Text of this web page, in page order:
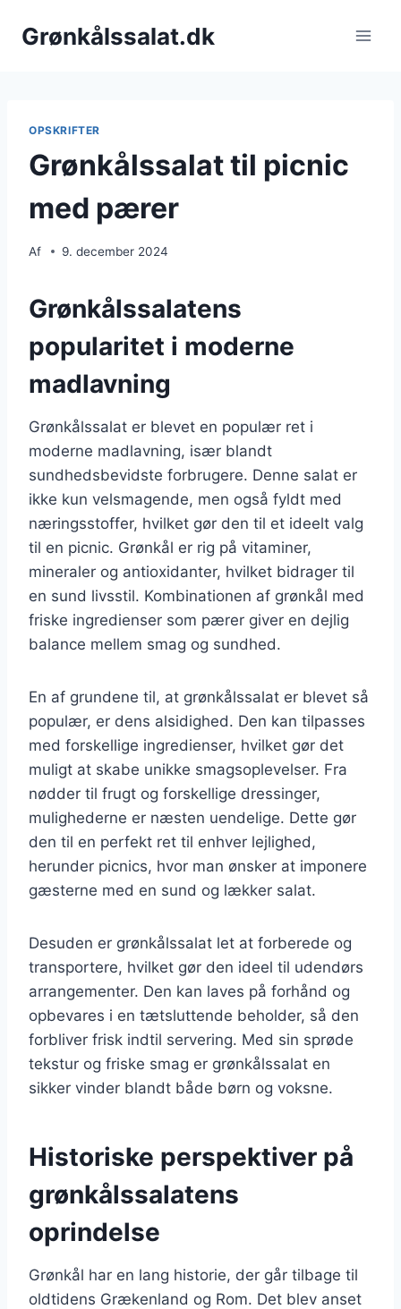
Grønkålssalat.dk
OPSKRIFTER
Grønkålssalat til picnic
med pærer
Af 9. december 2024
Grønkålssalatens
popularitet i moderne
madlavning
Grønkålssalat er blevet en populær ret i
moderne madlavning, især blandt
sundhedsbevidste forbrugere. Denne salat er
ikke kun velsmagende, men også fyldt med
næringsstoffer, hvilket gør den til et ideelt valg
til en picnic. Grønkål er rig på vitaminer,
mineraler og antioxidanter, hvilket bidrager til
en sund livsstil. Kombinationen af grønkål med
friske ingredienser som pærer giver en dejlig
balance mellem smag og sundhed.
En af grundene til, at grønkålssalat er blevet så
populær, er dens alsidighed. Den kan tilpasses
med forskellige ingredienser, hvilket gør det
muligt at skabe unikke smagsoplevelser. Fra
nødder til frugt og forskellige dressinger,
mulighederne er næsten uendelige. Dette gør
den til en perfekt ret til enhver lejlighed,
herunder picnics, hvor man ønsker at imponere
gæsterne med en sund og lækker salat.
Desuden er grønkålssalat let at forberede og
transportere, hvilket gør den ideel til udendørs
arrangementer. Den kan laves på forhånd og
opbevares i en tætsluttende beholder, så den
forbliver frisk indtil servering. Med sin sprøde
tekstur og friske smag er grønkålssalat en
sikker vinder blandt både børn og voksne.
Historiske perspektiver på
grønkålssalatens
oprindelse
Grønkål har en lang historie, der går tilbage til
oldtidens Grækenland og Rom. Det blev anset